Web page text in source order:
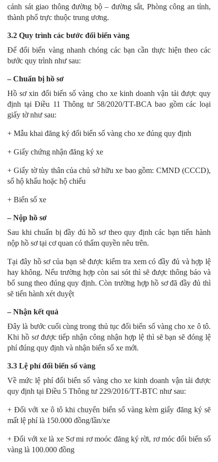
cảnh sát giao thông đường bộ – đường sắt, Phòng công an tỉnh,
thành phố trực thuộc trung ương.
3.2 Quy trình các bước đổi biển vàng
Để đổi biển vàng nhanh chóng các bạn cần thực hiện theo các
bước quy trình như sau:
– Chuẩn bị hồ sơ
Hồ sơ xin đổi biển số vàng cho xe kinh doanh vận tải được quy
định tại Điều 11 Thông tư 58/2020/TT-BCA bao gồm các loại
giấy tờ như sau:
+ Mẫu khai đăng ký đổi biển số vàng cho xe đúng quy định
+ Giấy chứng nhận đăng ký xe
+ Giấy tờ tùy thân của chủ sở hữu xe bao gồm: CMND (CCCD),
sổ hộ khẩu hoặc hộ chiếu
+ Biển số xe
– Nộp hồ sơ
Sau khi chuẩn bị đầy đủ hồ sơ theo quy định các bạn tiến hành
nộp hồ sơ tại cơ quan có thẩm quyền nêu trên.
Tại đây hồ sơ của bạn sẽ được kiểm tra xem có đầy đủ và hợp lệ
hay không. Nếu trường hợp còn sai sót thì sẽ được thông báo và
bổ sung theo đúng quy định. Còn trường hợp hồ sơ đã đầy đủ thì
sẽ tiến hành xét duyệt
– Nhận kết quả
Đây là bước cuối cùng trong thủ tục đổi biển số vàng cho xe ô tô.
Khi hồ sơ được tiếp nhận công nhận hợp lệ thì sẽ bạn sẽ đóng lệ
phí đúng quy định và nhận biển số xe mới.
3.3 Lệ phí đổi biển số vàng
Về mức lệ phí đổi biển số vàng cho xe kinh doanh vận tải được
quy định tại Điều 5 Thông tư 229/2016/TT-BTC như sau:
+ Đối với xe ô tô khi chuyển biển số vàng kèm giấy đăng ký sẽ
mất lệ phí là 150.000 đồng/lần/xe
+ Đối với xe là xe Sơ mi rơ moóc đăng ký rời, rơ móc đổi biển số
vàng là 100.000 đồng